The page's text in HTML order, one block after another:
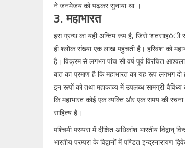
ने जनमेजय को पढ़कर सुनाया था ।
3. महाभारत
इस ग्रन्थ का यही अन्तिम रूप है, जिसे ‘शतसाहòी
ही श्लोक संख्या एक लाख पहुंचती है। हरिवंश को
है। विक्रम से लगभग पांच सौ वर्ष पूर्व विरचित
बात का प्रमाण है कि महाभारत का यह रूप लगभग दो
इन रूपों को तथा महाकाव्य में उपलब्ध सामग्री-
कि महाभारत कोई एक व्यक्ति और एक समय की
साहित्य है।
पश्चिमी परम्परा में दीक्षित अधिकांश भारतीय
भारतीय परम्परा के विद्वानों में पण्डित इन्द्रनारायण